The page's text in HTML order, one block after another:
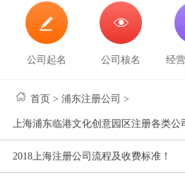

公司起名

公司核名 经
首页 >浦东注册公司 >
上海浦东临港文化创意园区注册各类公
2018上海注册公司流程及收费标准！